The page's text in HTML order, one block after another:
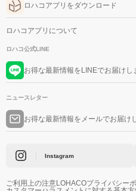
ロハコアプリをダウンロード
ロハコアプリについて
ロハコ公式LINE
お得な最新情報をLINEでお届けし
ニュースレター
お得な最新情報をメールでお届け
Instagram
ご利用上の注意LOHACOプライバシー